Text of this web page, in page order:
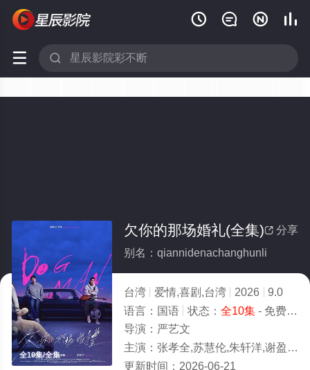
   
 
全10集/全集
 分享
欠你的那场婚礼(全集)
别名：qiannidenachanghunli
台湾 爱情,喜剧,台湾 2026
9.0
语言： 国语 状态： 全10集- 免费在线观看
导演： 严艺文
主演： 张孝全,苏慧伦,朱轩洋,谢盈萱,姚淳耀,黄迪扬,王渝萱,蒲禾菲,裴子齐
更新时间： 2026-06-21